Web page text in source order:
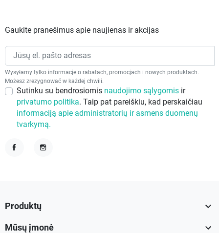
Gaukite pranešimus apie naujienas ir akcijas
Wysyłamy tylko informacje o rabatach, promocjach i nowych produktach.
Możesz zrezygnować w każdej chwili.
Sutinku su bendrosiomis naudojimo sąlygomis ir
privatumo politika. Taip pat pareiškiu, kad perskaičiau
informaciją apie administratorių ir asmens duomenų
tvarkymą.
Produktų 
Mūsų įmonė 